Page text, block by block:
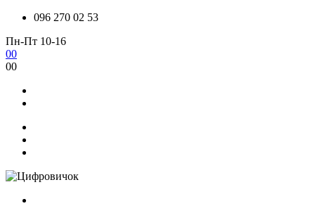
096 270 02 53
Пн-Пт 10-16
00
00